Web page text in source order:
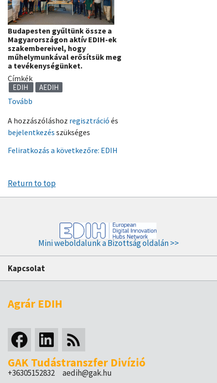
Budapesten gyűltünk össze a
Magyarországon aktív EDIH-ek
szakembereivel, hogy
műhelymunkával erősítsük meg
a tevékenységünket.
Címkék
EDIH AEDIH
Tovább
módszertani
workshop-
ot
A hozzászóláshoz regisztráció és
bejelentkezés szükséges
Feliratkozás a következőre: EDIH
Return to top
Mini weboldalunk a Bizottság oldalán >>
Kapcsolat
Agrár EDIH
GAK Tudástranszfer Divízió
+36305152832 aedih@gak.hu